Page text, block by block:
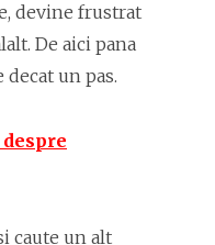
devine frustrat
De aici pana
un pas.
caute un alt